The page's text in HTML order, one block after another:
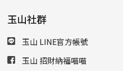
玉山社群
玉山 LINE官方帳號
玉山 招財納福喵喵